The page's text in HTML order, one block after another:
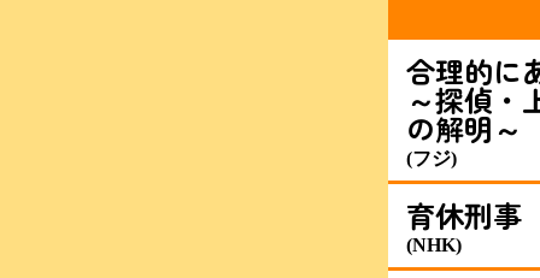
合理的に
～探偵・
の解明～
(フジ)
育休刑事
(NHK)